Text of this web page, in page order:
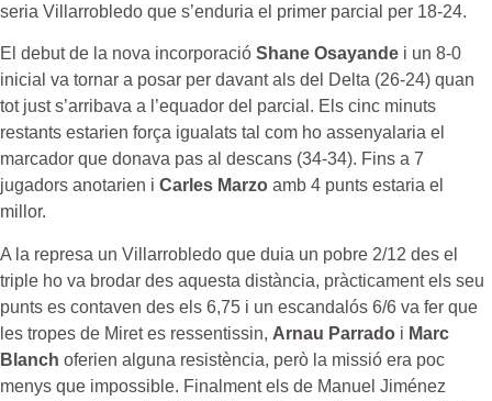
seria Villarrobledo que s’enduria el primer parcial per 18-24.
El debut de la nova incorporació Shane Osayande i un 8-0
inicial va tornar a posar per davant als del Delta (26-24) quan
tot just s’arribava a l’equador del parcial. Els cinc minuts
restants estarien força igualats tal com ho assenyalaria el
marcador que donava pas al descans (34-34). Fins a 7
jugadors anotarien i Carles Marzo amb 4 punts estaria el
millor.
A la represa un Villarrobledo que duia un pobre 2/12 des el
triple ho va brodar des aquesta distància, pràcticament els seu
punts es contaven des els 6,75 i un escandalós 6/6 va fer que
les tropes de Miret es ressentissin, Arnau Parrado i Marc
Blanch oferien alguna resistència, però la missió era poc
menys que impossible. Finalment els de Manuel Jiménez